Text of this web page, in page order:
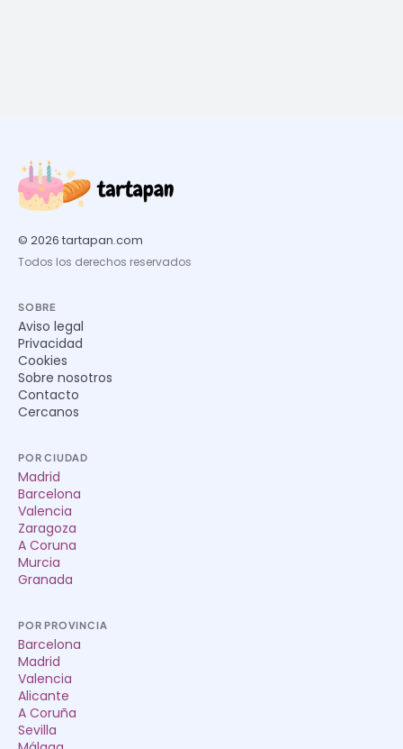
© 2026 tartapan.com
Todos los derechos reservados
SOBRE
Aviso legal
Privacidad
Cookies
Sobre nosotros
Contacto
Cercanos
POR CIUDAD
Madrid
Barcelona
Valencia
Zaragoza
A Coruna
Murcia
Granada
POR PROVINCIA
Barcelona
Madrid
Valencia
Alicante
A Coruña
Sevilla